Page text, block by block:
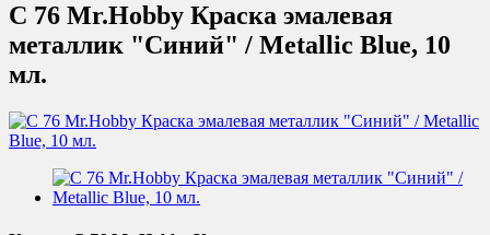
C 76 Mr.Hobby Краска эмалевая
металлик "Синий" / Metallic Blue, 10
мл.